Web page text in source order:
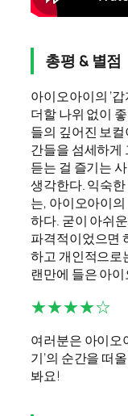
총평 & 별점
아이오아이의 ‘
더할 나위 없이
들의 깊어진 보컬
간들을 섬세하게
듣는 걸 즐기는
생각한다. 익숙
는, 아이오아이
하다. 굳이 아쉬
파격적이었으면
하고 개인적으로
랜만에 들은 아
★★★★☆
여러분은 아이오
기’의 순간을 떠
봐요!